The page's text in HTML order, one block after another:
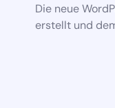
Die neue
erstellt und